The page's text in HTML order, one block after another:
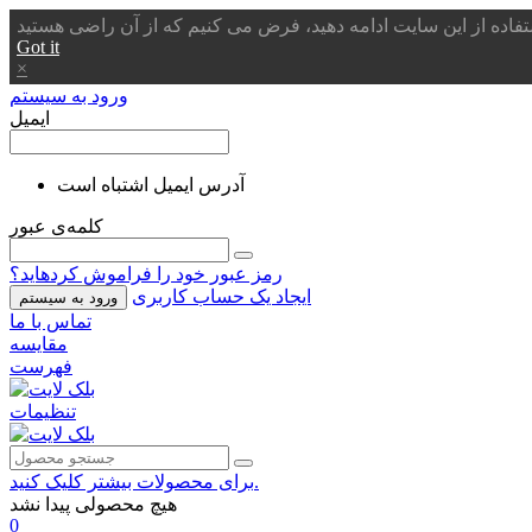
Got it
×
ورود به سیستم
ایمیل
آدرس ایمیل اشتباه است
کلمه‌ی عبور
رمز عبور خود را فراموش کردهاید؟
ورود به سیستم
ایجاد یک حساب کاربری
تماس با ما
مقایسه
فهرست
تنظیمات
برای محصولات بیشتر کلیک کنید.
هیچ محصولی پیدا نشد
0